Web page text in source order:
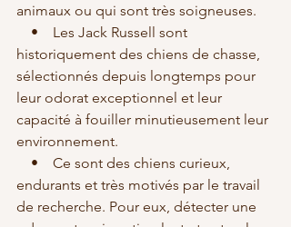
animaux ou qui sont très soigneuses.
•    Les Jack Russell sont
historiquement des chiens de chasse,
sélectionnés depuis longtemps pour
leur odorat exceptionnel et leur
capacité à fouiller minutieusement leur
environnement.
•    Ce sont des chiens curieux,
endurants et très motivés par le travail
de recherche. Pour eux, détecter une